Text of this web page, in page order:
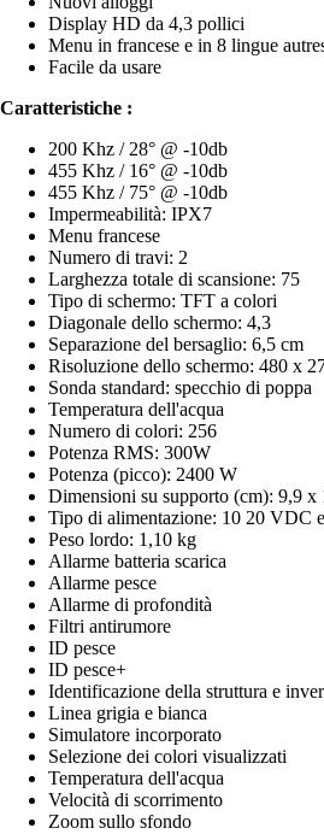
Display HD da 4,3 pollici
Menu in francese e in 8 lingue
Facile da usare
Caratteristiche :
200 Khz / 28° @ -10db
455 Khz / 16° @ -10db
455 Khz / 75° @ -10db
Impermeabilità: IPX7
Menu francese
Numero di travi: 2
Larghezza totale di scansione: 75
Tipo di schermo: TFT a colori
Diagonale dello schermo: 4,3
Separazione del bersaglio: 6,5 cm
Risoluzione dello schermo: 480 x
Sonda standard: specchio di poppa
Temperatura dell'acqua
Numero di colori: 256
Potenza RMS: 300W
Potenza (picco): 2400 W
Dimensioni su supporto (cm): 9,9 x
Tipo di alimentazione: 10 20 VDC
Peso lordo: 1,10 kg
Allarme batteria scarica
Allarme pesce
Allarme di profondità
Filtri antirumore
ID pesce
ID pesce+
Identificazione della struttura e
Linea grigia e bianca
Simulatore incorporato
Selezione dei colori visualizzati
Temperatura dell'acqua
Velocità di scorrimento
Zoom sullo sfondo